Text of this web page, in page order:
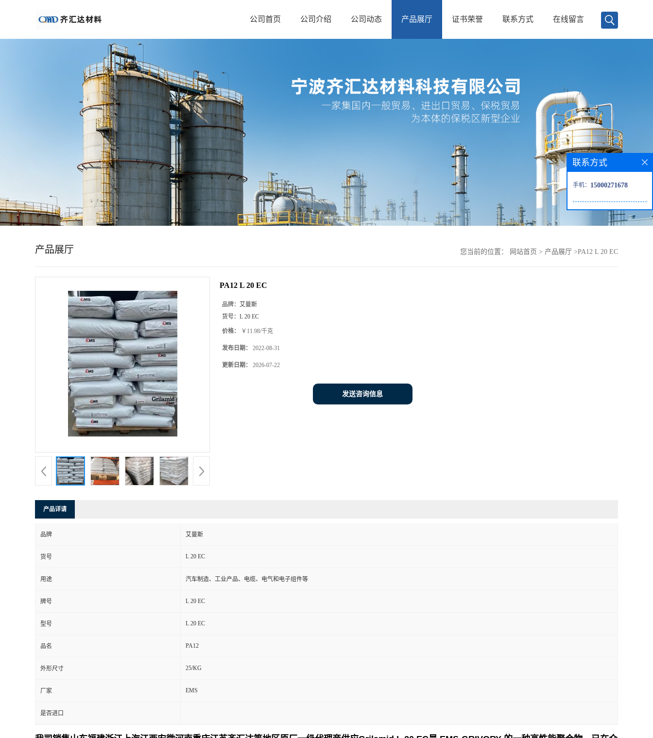
绍
公司首页 公司介绍 公司动态 产品展厅 证书荣誉 联系方式 在线留言
产品展厅 您当前的位置： 网站首页 > 产品展厅 >PA12 L 20 EC
PA12 L 20 EC
品牌： 艾曼斯
货号： L 20 EC
价格： ￥11.98/千克
发布日期： 2022-08-31
更新日期： 2026-07-22
发送咨询信息
产品详请
品牌 艾曼斯
货号 L 20 EC
用途 汽车制造、工业产品、电缆、电气和电子组件等
牌号 L 20 EC
型号 L 20 EC
品名 PA12
外形尺寸 25/KG
厂家 EMS
是否进口
联系方式
手机： 15000271678